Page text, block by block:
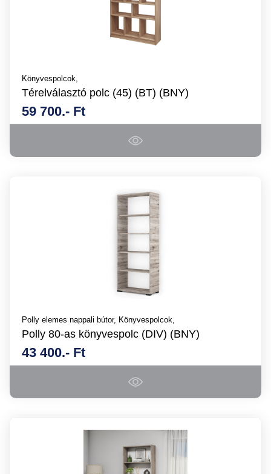
Könyvespolcok,
Térelválasztó polc (45) (BT) (BNY)
59 700.- Ft
Polly elemes nappali bútor, Könyvespolcok,
Polly 80-as könyvespolc (DIV) (BNY)
43 400.- Ft